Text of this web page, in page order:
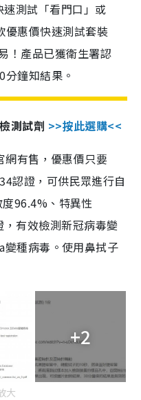
測試「看門口」或
優惠價快速測試套裝
！產品已獲衛生署認
鐘知結果。
測試劑 >>按此選購<<
有售，優惠價只要
認證，可供民眾進行自
96.4%、特異性
有效檢測新冠病毒變
種病毒。使用鼻拭子
+2
大